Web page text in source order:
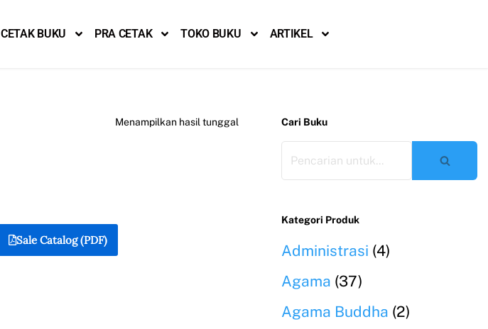
CETAK BUKU PRA CETAK TOKO BUKU ARTIKEL
Menampilkan hasil tunggal
Sale Catalog (PDF)
Cari Buku
Kategori Produk
Administrasi (4)
Agama (37)
Agama Buddha (2)